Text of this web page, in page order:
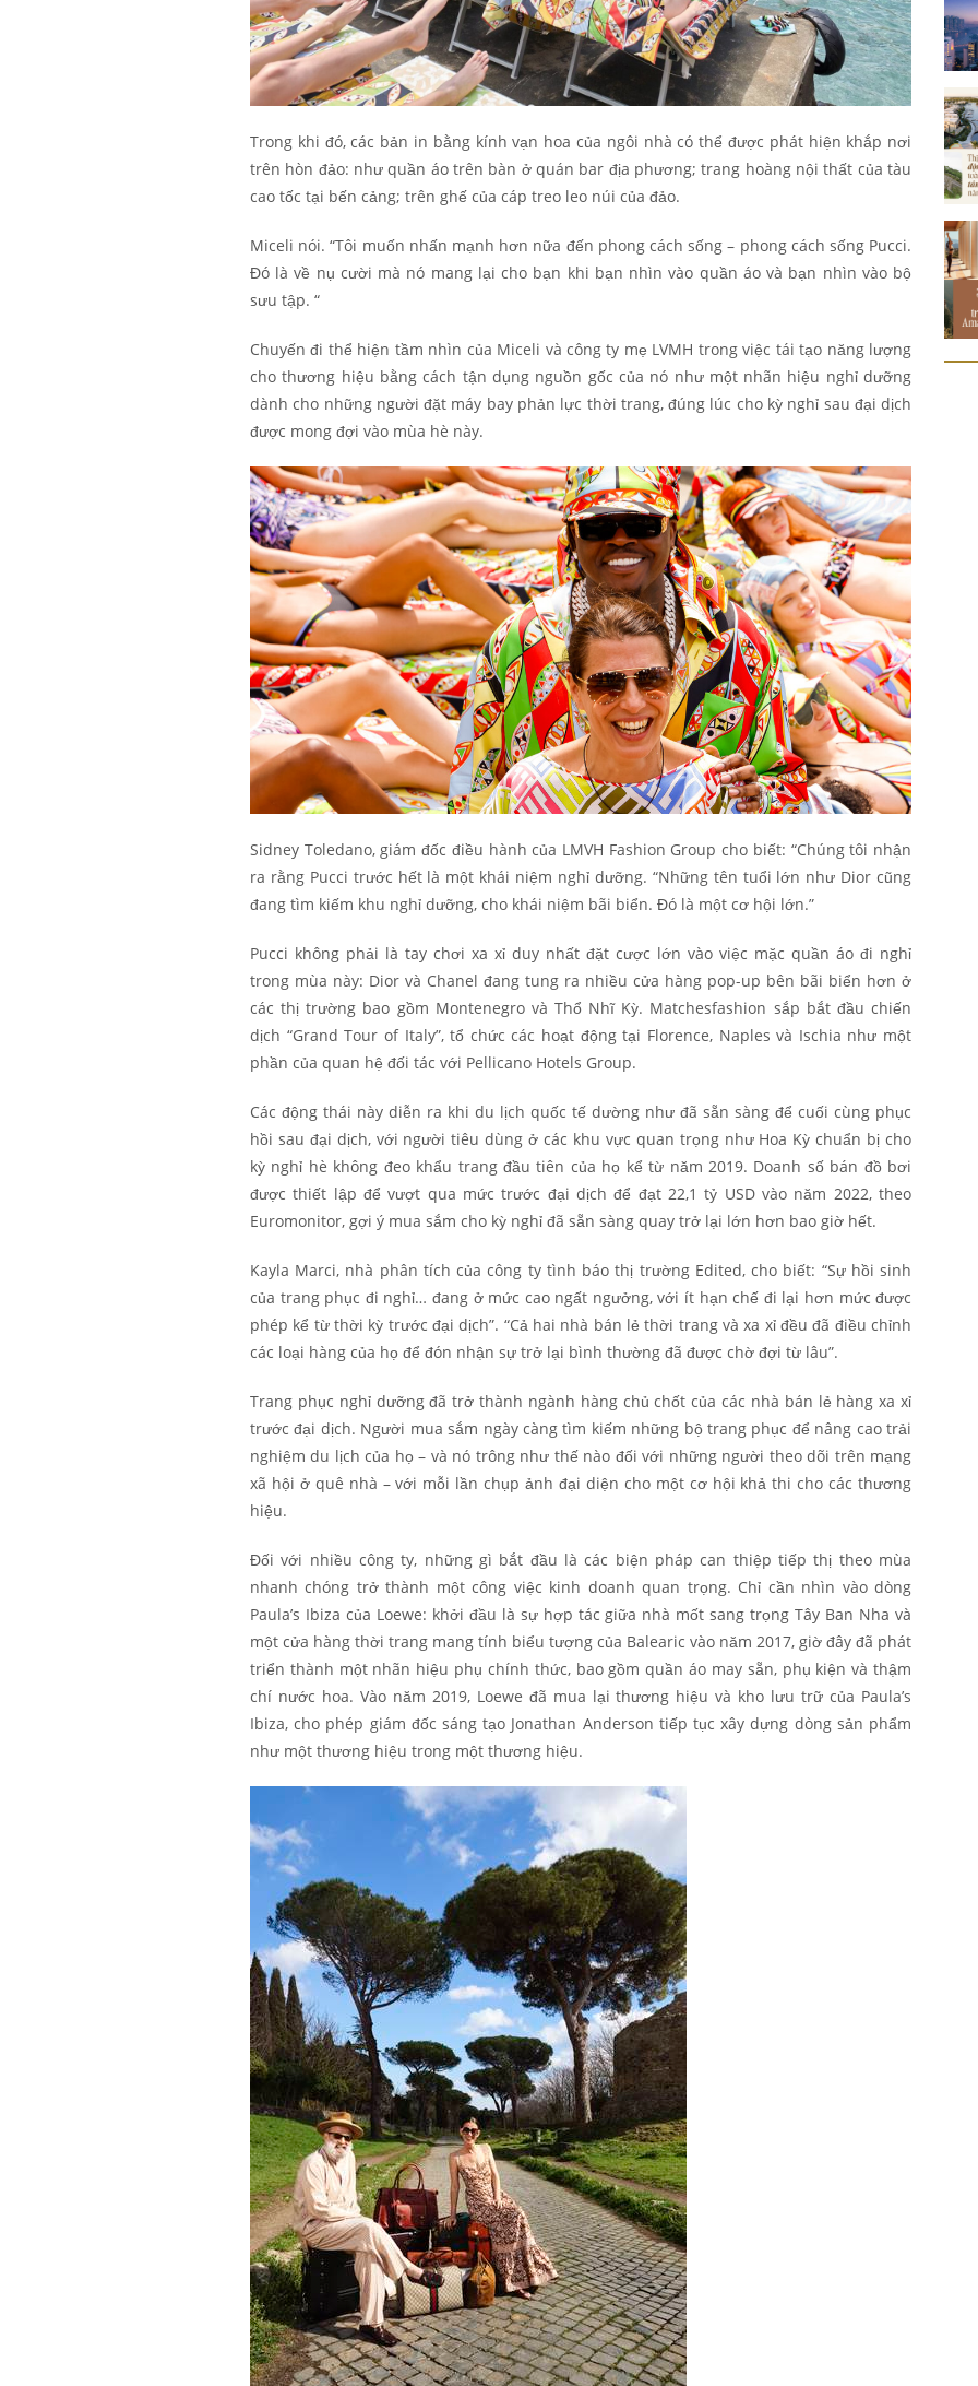
Trong khi đó, các bản in bằng kính vạn hoa của ngôi nhà có thể được phát hiện khắp nơi
trên hòn đảo: như quần áo trên bàn ở quán bar địa phương; trang hoàng nội thất của tàu
cao tốc tại bến cảng; trên ghế của cáp treo leo núi của đảo.
Miceli nói. “Tôi muốn nhấn mạnh hơn nữa đến phong cách sống – phong cách sống Pucci.
Đó là về nụ cười mà nó mang lại cho bạn khi bạn nhìn vào quần áo và bạn nhìn vào bộ
sưu tập. “
Chuyến đi thể hiện tầm nhìn của Miceli và công ty mẹ LVMH trong việc tái tạo năng lượng
cho thương hiệu bằng cách tận dụng nguồn gốc của nó như một nhãn hiệu nghỉ dưỡng
dành cho những người đặt máy bay phản lực thời trang, đúng lúc cho kỳ nghỉ sau đại dịch
được mong đợi vào mùa hè này.
Sidney Toledano, giám đốc điều hành của LMVH Fashion Group cho biết: “Chúng tôi nhận
ra rằng Pucci trước hết là một khái niệm nghỉ dưỡng. “Những tên tuổi lớn như Dior cũng
đang tìm kiếm khu nghỉ dưỡng, cho khái niệm bãi biển. Đó là một cơ hội lớn.”
Pucci không phải là tay chơi xa xỉ duy nhất đặt cược lớn vào việc mặc quần áo đi nghỉ
trong mùa này: Dior và Chanel đang tung ra nhiều cửa hàng pop-up bên bãi biển hơn ở
các thị trường bao gồm Montenegro và Thổ Nhĩ Kỳ. Matchesfashion sắp bắt đầu chiến
dịch “Grand Tour of Italy”, tổ chức các hoạt động tại Florence, Naples và Ischia như một
phần của quan hệ đối tác với Pellicano Hotels Group.
Các động thái này diễn ra khi du lịch quốc tế dường như đã sẵn sàng để cuối cùng phục
hồi sau đại dịch, với người tiêu dùng ở các khu vực quan trọng như Hoa Kỳ chuẩn bị cho
kỳ nghỉ hè không đeo khẩu trang đầu tiên của họ kể từ năm 2019. Doanh số bán đồ bơi
được thiết lập để vượt qua mức trước đại dịch để đạt 22,1 tỷ USD vào năm 2022, theo
Euromonitor, gợi ý mua sắm cho kỳ nghỉ đã sẵn sàng quay trở lại lớn hơn bao giờ hết.
Kayla Marci, nhà phân tích của công ty tình báo thị trường Edited, cho biết: “Sự hồi sinh
của trang phục đi nghỉ… đang ở mức cao ngất ngưởng, với ít hạn chế đi lại hơn mức được
phép kể từ thời kỳ trước đại dịch”. “Cả hai nhà bán lẻ thời trang và xa xỉ đều đã điều chỉnh
các loại hàng của họ để đón nhận sự trở lại bình thường đã được chờ đợi từ lâu”.
Trang phục nghỉ dưỡng đã trở thành ngành hàng chủ chốt của các nhà bán lẻ hàng xa xỉ
trước đại dịch. Người mua sắm ngày càng tìm kiếm những bộ trang phục để nâng cao trải
nghiệm du lịch của họ – và nó trông như thế nào đối với những người theo dõi trên mạng
xã hội ở quê nhà – với mỗi lần chụp ảnh đại diện cho một cơ hội khả thi cho các thương
hiệu.
Đối với nhiều công ty, những gì bắt đầu là các biện pháp can thiệp tiếp thị theo mùa
nhanh chóng trở thành một công việc kinh doanh quan trọng. Chỉ cần nhìn vào dòng
Paula’s Ibiza của Loewe: khởi đầu là sự hợp tác giữa nhà mốt sang trọng Tây Ban Nha và
một cửa hàng thời trang mang tính biểu tượng của Balearic vào năm 2017, giờ đây đã phát
triển thành một nhãn hiệu phụ chính thức, bao gồm quần áo may sẵn, phụ kiện và thậm
chí nước hoa. Vào năm 2019, Loewe đã mua lại thương hiệu và kho lưu trữ của Paula’s
Ibiza, cho phép giám đốc sáng tạo Jonathan Anderson tiếp tục xây dựng dòng sản phẩm
như một thương hiệu trong một thương hiệu.